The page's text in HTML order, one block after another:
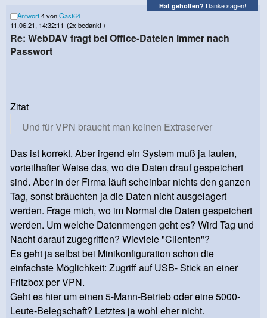
Hat geholfen? Danke sagen!
Antwort4 vonGast64
11.06.21, 14:32:11 (2x bedankt )
Re: WebDAV fragt bei Office-Dateien immer nach
Passwort
Zitat
Und für VPN braucht man keinen Extraserver
Das ist korrekt. Aber irgend ein System muß ja laufen,
vorteilhafter Weise das, wo die Daten drauf gespeichert
sind. Aber in der Firma läuft scheinbar nichts den ganzen
Tag, sonst bräuchten ja die Daten nicht ausgelagert
werden. Frage mich, wo im Normal die Daten gespeichert
werden. Um welche Datenmengen geht es? Wird Tag und
Nacht darauf zugegriffen? Wieviele "Clienten"?
Es geht ja selbst bei Minikonfiguration schon die
einfachste Möglichkeit: Zugriff auf USB- Stick an einer
Fritzbox per VPN.
Geht es hier um einen 5-Mann-Betrieb oder eine 5000-
Leute-Belegschaft? Letztes ja wohl eher nicht.